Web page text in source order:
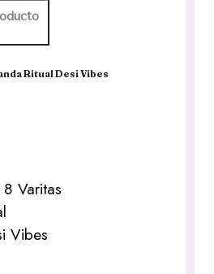
Ritual Desi Vibes
Varitas
Vibes